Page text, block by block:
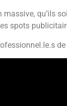
qu’ils
spots